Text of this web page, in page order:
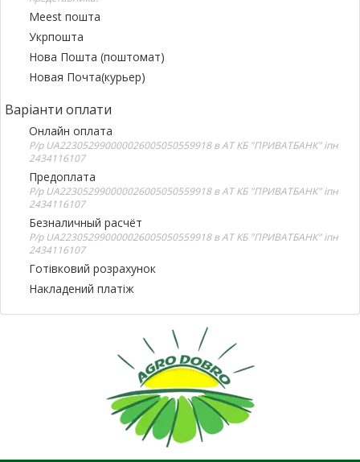
Meest пошта
Укрпошта
Нова Пошта (поштомат)
Новая Почта(курьер)
Варіанти оплати
Онлайн оплата
Р/р UA223052990000026005050559918 в АТ КБ "ПРИВАТБАНК" іпн
2434116107
Предоплата
Р/р UA223052990000026005050559918 в АТ КБ "ПРИВАТБАНК" іпн
2434116107
Безналичный расчёт
Р/р UA223052990000026005050559918 в АТ КБ "ПРИВАТБАНК" іпн
2434116107
Готівковий розрахунок
Накладений платіж